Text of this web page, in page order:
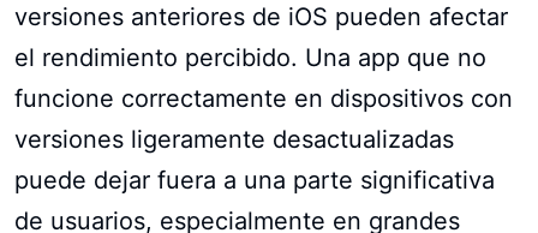
versiones anteriores de iOS pueden afectar
el rendimiento percibido. Una app que no
funcione correctamente en dispositivos con
versiones ligeramente desactualizadas
puede dejar fuera a una parte significativa
de usuarios, especialmente en grandes